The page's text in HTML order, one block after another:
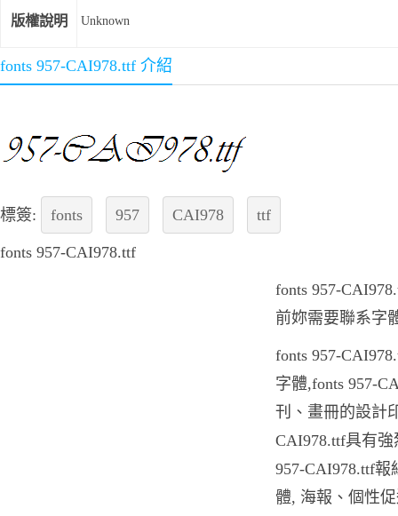
版權說明 Unknown
fonts 957-CAI978.ttf 介紹
標簽: fonts 957 CAI978 ttf
fonts 957-CAI978.ttf
fonts 957-
前妳需要聯系字
fonts 957-
字體,fonts 957-
刊、畫冊的設計
CAI978.ttf具有
957-CAI978.ttf
體, 海報、個性